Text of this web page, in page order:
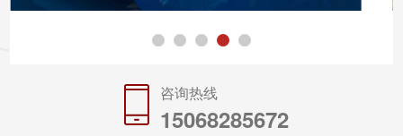
咨询热线
15068285672
15068285672